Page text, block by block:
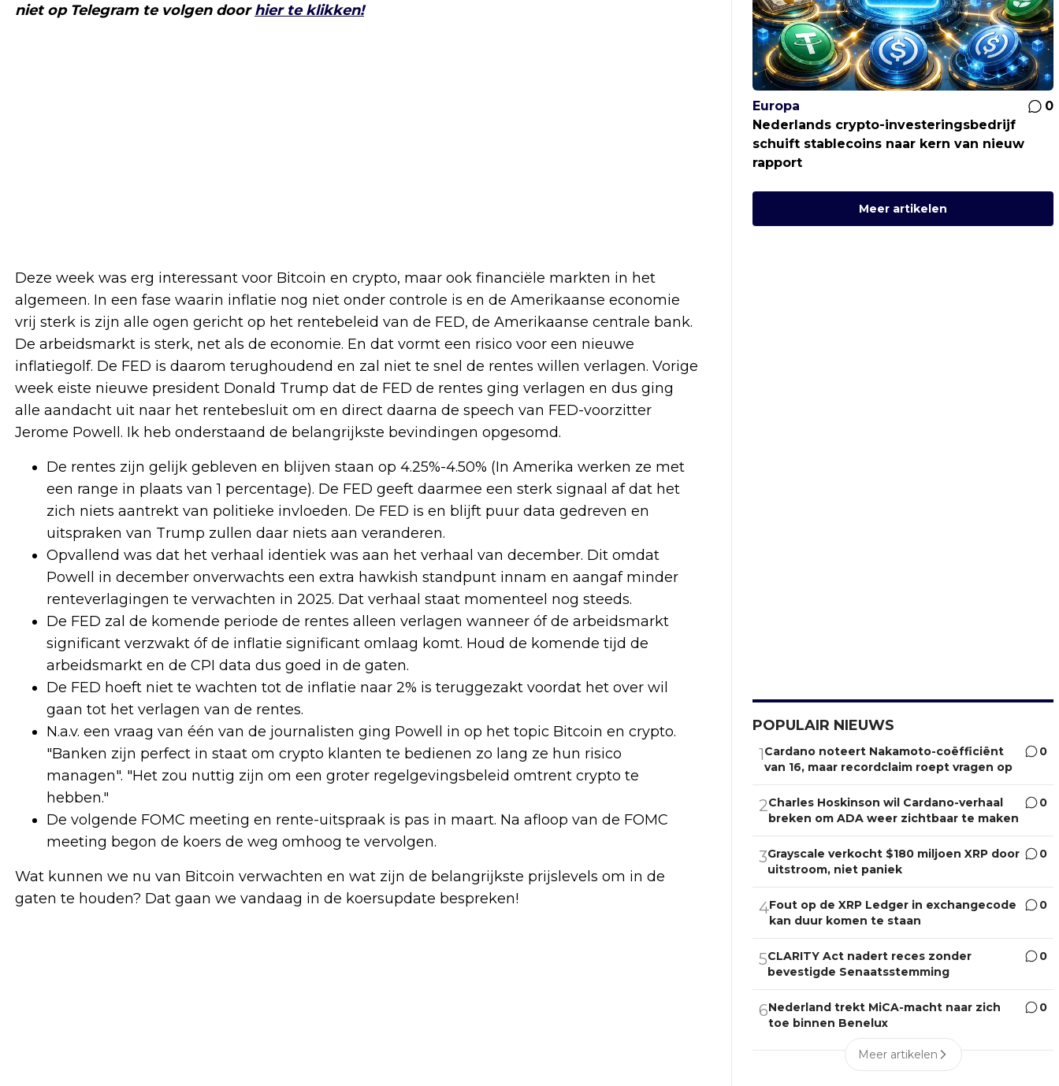
niet op Telegram te volgen doorhier te klikken!
Deze week was erg interessant voor Bitcoin en crypto, maar ook financiële markten in het
algemeen. In een fase waarin inflatie nog niet onder controle is en de Amerikaanse economie
vrij sterk is zijn alle ogen gericht op het rentebeleid van de FED, de Amerikaanse centrale bank.
De arbeidsmarkt is sterk, net als de economie. En dat vormt een risico voor een nieuwe
inflatiegolf. De FED is daarom terughoudend en zal niet te snel de rentes willen verlagen. Vorige
week eiste nieuwe president Donald Trump dat de FED de rentes ging verlagen en dus ging
alle aandacht uit naar het rentebesluit om en direct daarna de speech van FED-voorzitter
Jerome Powell. Ik heb onderstaand de belangrijkste bevindingen opgesomd.
De rentes zijn gelijk gebleven en blijven staan op 4.25%-4.50% (In Amerika werken ze met
een range in plaats van 1 percentage). De FED geeft daarmee een sterk signaal af dat het
zich niets aantrekt van politieke invloeden. De FED is en blijft puur data gedreven en
uitspraken van Trump zullen daar niets aan veranderen.
Opvallend was dat het verhaal identiek was aan het verhaal van december. Dit omdat
Powell in december onverwachts een extra hawkish standpunt innam en aangaf minder
renteverlagingen te verwachten in 2025. Dat verhaal staat momenteel nog steeds.
De FED zal de komende periode de rentes alleen verlagen wanneer óf de arbeidsmarkt
significant verzwakt óf de inflatie significant omlaag komt. Houd de komende tijd de
arbeidsmarkt en de CPI data dus goed in de gaten.
De FED hoeft niet te wachten tot de inflatie naar 2% is teruggezakt voordat het over wil
gaan tot het verlagen van de rentes.
N.a.v. een vraag van één van de journalisten ging Powell in op het topic Bitcoin en crypto.
"Banken zijn perfect in staat om crypto klanten te bedienen zo lang ze hun risico
managen". "Het zou nuttig zijn om een groter regelgevingsbeleid omtrent crypto te
hebben."
De volgende FOMC meeting en rente-uitspraak is pas in maart. Na afloop van de FOMC
meeting begon de koers de weg omhoog te vervolgen.
Wat kunnen we nu van Bitcoin verwachten en wat zijn de belangrijkste prijslevels om in de
gaten te houden? Dat gaan we vandaag in de koersupdate bespreken!
Europa
0
Nederlands crypto-investeringsbedrijf
schuift stablecoins naar kern van nieuw
rapport
Meer artikelen
POPULAIR NIEUWS
1Cardano noteert Nakamoto-coëfficiënt
van 16, maar recordclaim roept vragen op
0
2Charles Hoskinson wil Cardano-verhaal
breken om ADA weer zichtbaar te maken
0
3Grayscale verkocht $180 miljoen XRP door
uitstroom, niet paniek
0
4Fout op de XRP Ledger in exchangecode
kan duur komen te staan
0
5CLARITY Act nadert reces zonder
bevestigde Senaatsstemming
0
6Nederland trekt MiCA-macht naar zich
toe binnen Benelux
0
Meer artikelen